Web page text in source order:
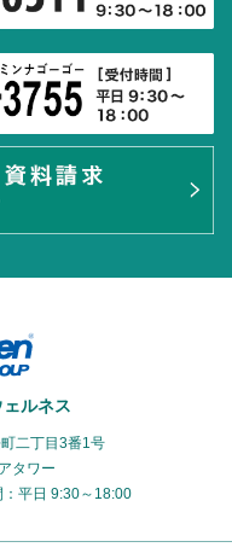
ルネス
二丁目3番1号
タワー
：平日 9:30～18:00